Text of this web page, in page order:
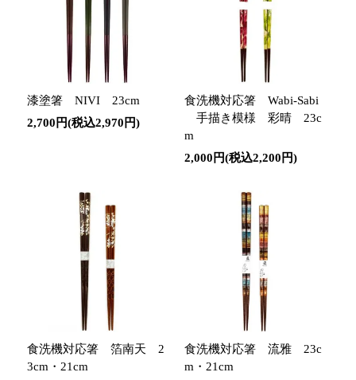
漆塗箸 NIVI 23cm
2,700円(税込2,970円)
食洗機対応箸 Wabi-Sabi
手描き模様 彩晴 23c
m
2,000円(税込2,200円)
食洗機対応箸 箔南天 2
3cm・21cm
食洗機対応箸 流雅 23c
m・21cm